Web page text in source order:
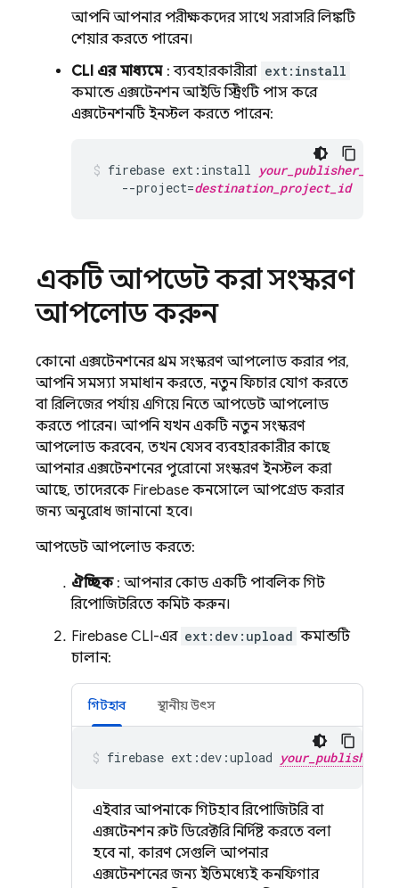
আপনি আপনার পরীক্ষকদের সাথে সরাসরি লিঙ্কটি
শেয়ার করতে পারেন।
CLI এর মাধ্যমে: ব্যবহারকারীরা ext:install
কমান্ডে এক্সটেনশন আইডি স্ট্রিংটি পাস করে
এক্সটেনশনটি ইনস্টল করতে পারেন:
firebase ext:install your_publisher_id
    --project=
destination_project_id
একটি আপডেট করা সংস্করণ
আপলোড করুন
কোনো এক্সটেনশনের প্রথম সংস্করণ আপলোড করার পর,
আপনি সমস্যা সমাধান করতে, নতুন ফিচার যোগ করতে
বা রিলিজের পর্যায় এগিয়ে নিতে আপডেট আপলোড
করতে পারেন। আপনি যখন একটি নতুন সংস্করণ
আপলোড করবেন, তখন যেসব ব্যবহারকারীর কাছে
আপনার এক্সটেনশনের পুরোনো সংস্করণ ইনস্টল করা
আছে, তাদেরকে Firebase কনসোলে আপগ্রেড করার
জন্য অনুরোধ জানানো হবে।
আপডেট আপলোড করতে:
ঐচ্ছিক: আপনার কোড একটি পাবলিক গিট
রিপোজিটরিতে কমিট করুন।
Firebase CLI-এর ext:dev:upload কমান্ডটি
চালান:
গিটহাব স্থানীয় উৎস
firebase ext:dev:upload
এইবার আপনাকে গিটহাব রিপোজিটরি বা
এক্সটেনশন রুট ডিরেক্টরি নির্দিষ্ট করতে বলা
হবে না, কারণ সেগুলি আপনার
এক্সটেনশনের জন্য ইতিমধ্যেই কনফিগার